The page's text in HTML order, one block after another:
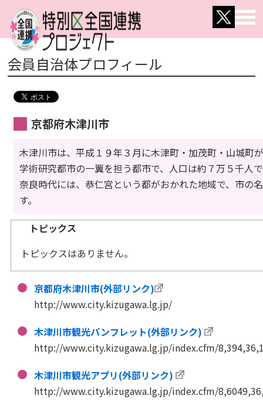
会員自治体プロフィール
京都府木津川市
木津川市は、平成１９年３月に木津町・加茂町・山城町
学術研究都市の一翼を担う都市で、人口は約７万５千人
奈良時代には、恭仁宮という都がおかれた地域で、市の
す。
トピックス
トピックスはありません。
京都府木津川市(外部リンク)
http://www.city.kizugawa.lg.jp/
木津川市観光パンフレット(外部リンク)
http://www.city.kizugawa.lg.jp/index.cfm/
木津川市観光アプリ(外部リンク)
http://www.city.kizugawa.lg.jp/index.cfm/